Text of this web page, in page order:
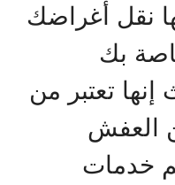
نقل أغراضك
بك
تعتبر من
العفش
خدمات